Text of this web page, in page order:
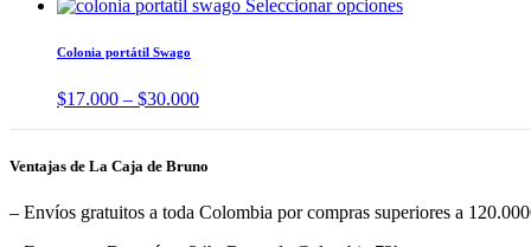
Seleccionar opciones
Colonia portátil Swago
$17.000 – $30.000
Ventajas de La Caja de Bruno
– Envíos gratuitos a toda Colombia por compras superiores a